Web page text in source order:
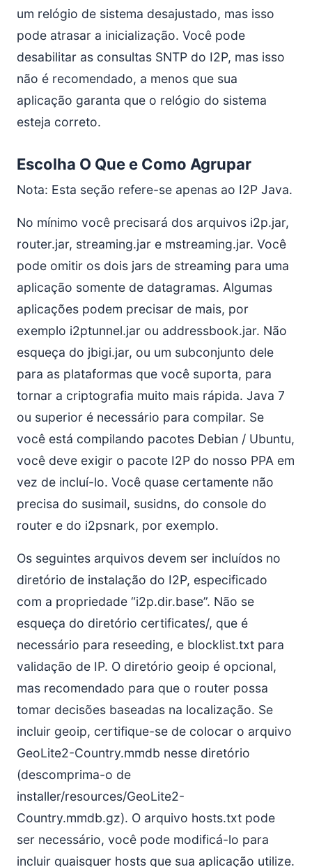
um relógio de sistema desajustado, mas isso
pode atrasar a inicialização. Você pode
desabilitar as consultas SNTP do I2P, mas isso
não é recomendado, a menos que sua
aplicação garanta que o relógio do sistema
esteja correto.
Escolha O Que e Como Agrupar
Nota: Esta seção refere-se apenas ao I2P Java.
No mínimo você precisará dos arquivos i2p.jar,
router.jar, streaming.jar e mstreaming.jar. Você
pode omitir os dois jars de streaming para uma
aplicação somente de datagramas. Algumas
aplicações podem precisar de mais, por
exemplo i2ptunnel.jar ou addressbook.jar. Não
esqueça do jbigi.jar, ou um subconjunto dele
para as plataformas que você suporta, para
tornar a criptografia muito mais rápida. Java 7
ou superior é necessário para compilar. Se
você está compilando pacotes Debian / Ubuntu,
você deve exigir o pacote I2P do nosso PPA em
vez de incluí-lo. Você quase certamente não
precisa do susimail, susidns, do console do
router e do i2psnark, por exemplo.
Os seguintes arquivos devem ser incluídos no
diretório de instalação do I2P, especificado
com a propriedade “i2p.dir.base”. Não se
esqueça do diretório certificates/, que é
necessário para reseeding, e blocklist.txt para
validação de IP. O diretório geoip é opcional,
mas recomendado para que o router possa
tomar decisões baseadas na localização. Se
incluir geoip, certifique-se de colocar o arquivo
GeoLite2-Country.mmdb nesse diretório
(descomprima-o de
installer/resources/GeoLite2-
Country.mmdb.gz). O arquivo hosts.txt pode
ser necessário, você pode modificá-lo para
incluir quaisquer hosts que sua aplicação utilize.